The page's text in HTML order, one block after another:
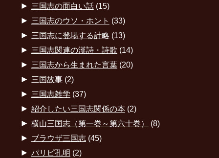
► 三国志の面白い話(15)
► 三国志のウソ・ホント (33)
► 三国志に登場する計略 (13)
► 三国志関連の漢詩・詩歌 (14)
► 三国志から生まれた言葉(20)
► 三国故事(2)
► 三国志雑学 (37)
► 紹介したい三国志関係の本(2)
► 横山三国志（第一巻～第六十巻） (8)
► ブラウザ三国志(45)
► パリピ孔明 (2)